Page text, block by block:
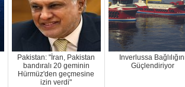
Pakistan: "İran, Pakistan
bandıralı 20 geminin
Hürmüz'den geçmesine
izin verdi"
Inverlussa
Güçlendiriyor